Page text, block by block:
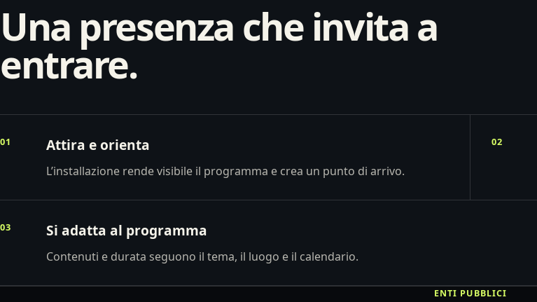
Una presenza che invita a
entrare.
01 Attira e orienta
L’installazione rende visibile il programma e crea un punto di arrivo.
02
03 Si adatta al programma
Contenuti e durata seguono il tema, il luogo e il calendario.
ENTI PUBBLICI